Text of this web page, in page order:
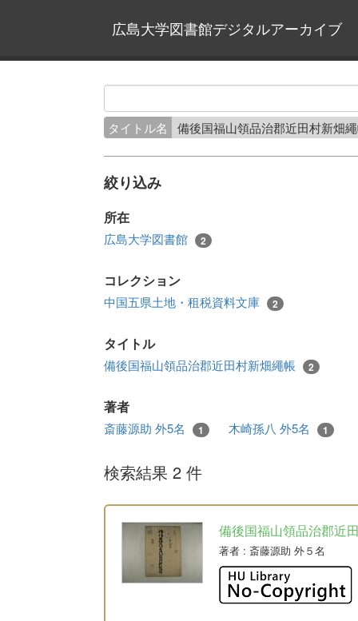
広島大学図書館デジタルアーカイブ
タイトル名 備後国福山領品治郡近田村新畑
絞り込み
所在
広島大学図書館 2
コレクション
中国五県土地・租税資料文庫 2
タイトル
備後国福山領品治郡近田村新畑繩帳 2
著者
斎藤源助 外5名 1 木崎孫八 外5名 1
検索結果 2 件
備後国福山領品治郡近
著者 : 斎藤源助 外５名